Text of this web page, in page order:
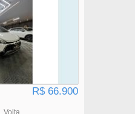
R$ 66.900